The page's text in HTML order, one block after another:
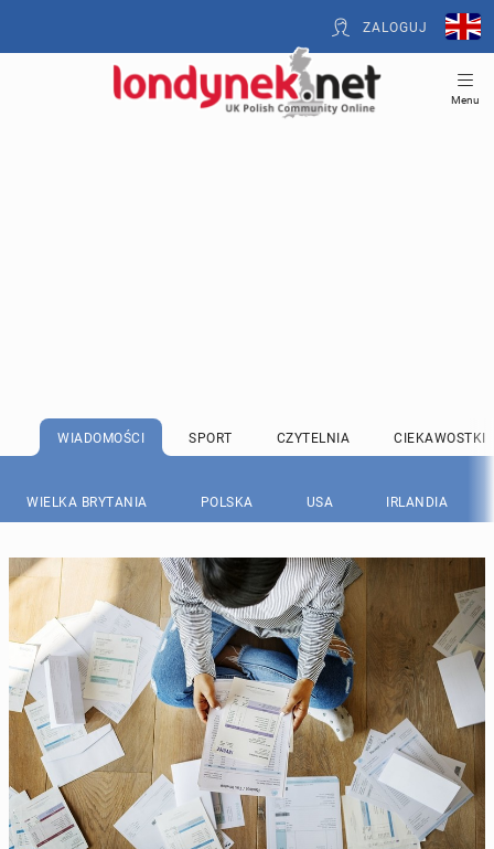
ZALOGUJ
Menu
WIADOMOŚCI SPORT CZYTELNIA CIEKAWOSTKI
WIELKA BRYTANIA POLSKA USA IRLANDIA